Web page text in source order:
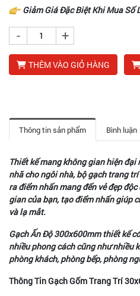
Giảm Giá Đặc Biệt Khi Mua Số
- +
THÊM VÀO GIỎ HÀNG
Thông tin sản phẩm Bình luận
Thiết kế mang không gian hiện
nhã cho ngôi nhà, bộ gạch trang
ra điểm nhấn mang đến vẻ đẹp
gian của bạn, tạo điểm nhấn giúp
và lạ mắt.
Gạch Ấn Độ 300x600mm thiết kế
nhiều phong cách cũng như nhiều
phòng khách, phòng bếp, phòng
Thông Tin Gạch Gốm Trang Trí